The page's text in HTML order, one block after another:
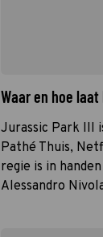
Waar en hoe
Jurassic Park III
Pathé Thuis,
regie is in
Alessandro